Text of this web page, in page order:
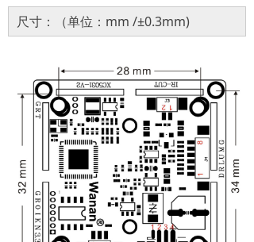
尺寸：（单位：mm /±0.3mm)